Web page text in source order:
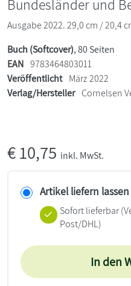
Bundesländer und
Ausgabe 2022. 29,0 cm / 20,4
Buch (Softcover), 80 Seiten
EAN 9783464803011
Veröffentlicht März 2022
Verlag/Hersteller Cornelsen
€10,75 inkl. MwSt.
Artikel liefern lassen
Sofort lieferbar
Post/DHL)
In den